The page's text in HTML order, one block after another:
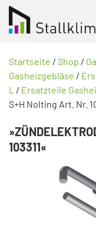
Startseite / Shop /
Gasheizgebläse /
L / Ersatzteile
S+H Nolting Art. Nr.
103311«